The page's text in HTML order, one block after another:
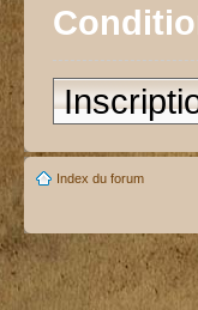
Index du forum